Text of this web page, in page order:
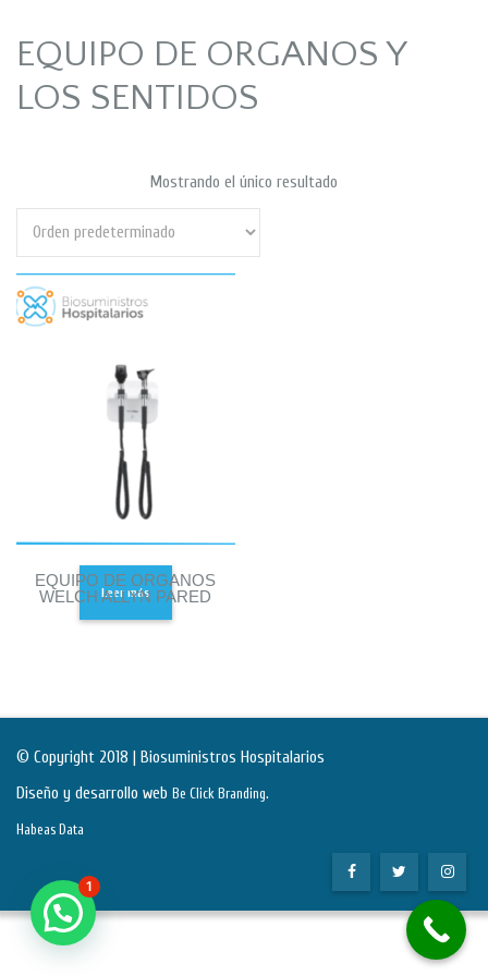
EQUIPO DE ORGANOS Y
LOS SENTIDOS
Mostrando el único resultado
EQUIPO DE ORGANOS
WELCH ALLYN PARED
Leer más
© Copyright 2018 | Biosuministros Hospitalarios
Diseño y desarrollo web Be Click Branding.
Habeas Data
1